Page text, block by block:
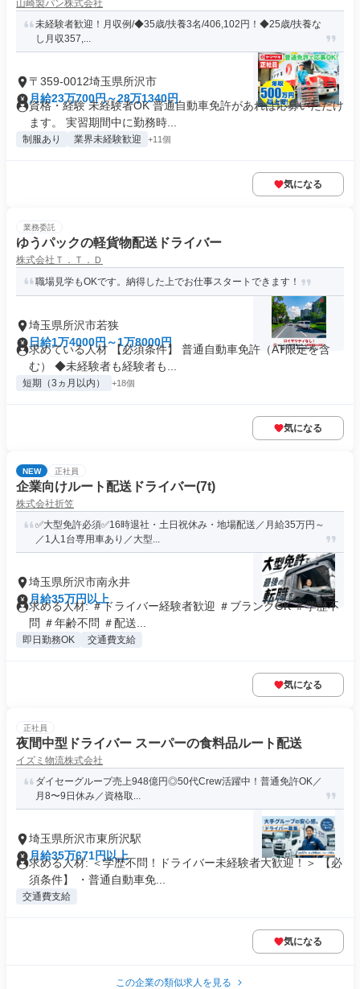
山崎製パン株式会社
未経験者歓迎！月収例/◆35歳/扶養3名/406,102円！◆25歳/扶養な
し月収357,...
〒359-0012埼玉県所沢市
月給23万700円～28万1340円
資格・経験 未経験者OK 普通自動車免許があれば応募いただけ
ます。 実習期間中に勤務時...
制服あり 業界未経験歓迎 +11個
気になる
業務委託
ゆうパックの軽貨物配送ドライバー
株式会社Ｔ．Ｔ．Ｄ
職場見学もOKです。納得した上でお仕事スタートできます！
埼玉県所沢市若狭
日給1万4000円～1万8000円
求めている人材 【必須条件】 普通自動車免許（AT限定を含
む） ◆未経験者も経験者も...
短期（3ヵ月以内） +18個
気になる
NEW 正社員
企業向けルート配送ドライバー(7t)
株式会社折笠
✅大型免許必須✅16時退社・土日祝休み・地場配送／月給35万円～
／1人1台専用車あり／大型...
埼玉県所沢市南永井
月給35万円以上
求める人材: ＃ドライバー経験者歓迎 ＃ブランクOK ＃学歴不
問 ＃年齢不問 ＃配送...
即日勤務OK 交通費支給
気になる
正社員
夜間中型ドライバー スーパーの食料品ルート配送
イズミ物流株式会社
ダイセーグループ売上948億円◎50代Crew活躍中！普通免許OK／
月8〜9日休み／資格取...
埼玉県所沢市東所沢駅
月給35万671円以上
求める人材: ＜学歴不問！ドライバー未経験者大歓迎！＞ 【必
須条件】 ・普通自動車免...
交通費支給
気になる
この企業の類似求人を見る